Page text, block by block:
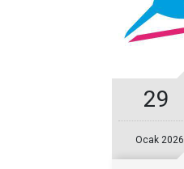
29
Ocak 2026